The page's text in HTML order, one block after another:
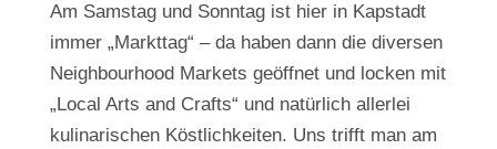
Am Samstag und Sonntag ist hier in Kapstadt
immer „Markttag“ – da haben dann die diversen
Neighbourhood Markets geöffnet und locken mit
„Local Arts and Crafts“ und natürlich allerlei
kulinarischen Köstlichkeiten. Uns trifft man am